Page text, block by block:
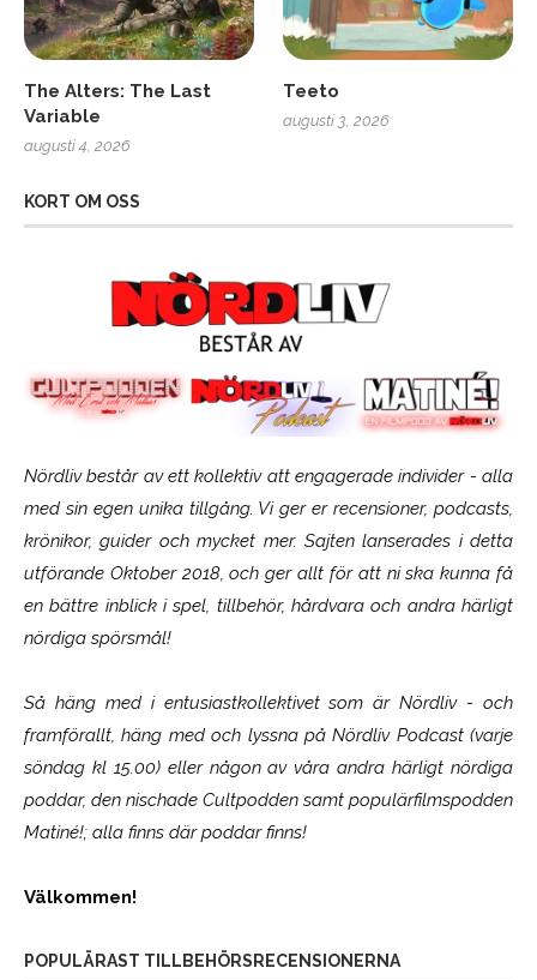
The Alters: The Last
Variable
augusti 4, 2026
Teeto
augusti 3, 2026
KORT OM OSS
Nördliv består av ett kollektiv att engagerade individer - alla
med sin egen unika tillgång. Vi ger er recensioner, podcasts,
krönikor, guider och mycket mer. Sajten lanserades i detta
utförande Oktober 2018, och ger allt för att ni ska kunna få
en bättre inblick i spel, tillbehör, hårdvara och andra härligt
nördiga spörsmål!
Så häng med i entusiastkollektivet som ärNördliv- och
framförallt, häng med och lyssna på Nördliv Podcast (varje
söndag kl 15.00) eller någon av våra andra härligt nördiga
poddar, den nischade Cultpodden samt populärfilmspodden
Matiné!; alla finns där poddar finns!
Välkommen!
POPULÄRAST TILLBEHÖRSRECENSIONERNA